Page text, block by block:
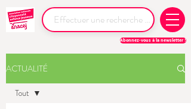
Abonnez-vous à la newsletter !
ACTUALITÉ
Tout